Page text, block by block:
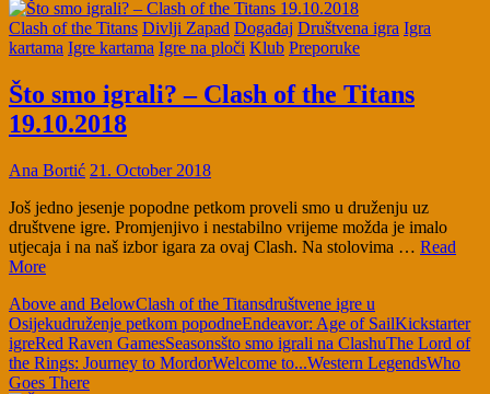
Clash of the Titans Divlji Zapad Događaj Društvena igra Igra
kartama Igre kartama Igre na ploči Klub Preporuke
Što smo igrali? – Clash of the Titans
19.10.2018
Ana Bortić 21. October 2018
Još jedno jesenje popodne petkom proveli smo u druženju uz
društvene igre. Promjenjivo i nestabilno vrijeme možda je imalo
utjecaja i na naš izbor igara za ovaj Clash. Na stolovima … Read
More
Above and BelowClash of the Titansdruštvene igre u
Osijekudruženje petkom popodneEndeavor: Age of SailKickstarter
igreRed Raven GamesSeasonsšto smo igrali na ClashuThe Lord of
the Rings: Journey to MordorWelcome to...Western LegendsWho
Goes There